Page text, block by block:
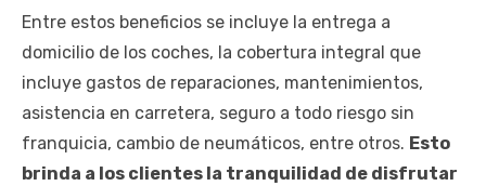
Entre estos beneficios se incluye la entrega a
domicilio de los coches, la cobertura integral que
incluye gastos de reparaciones, mantenimientos,
asistencia en carretera, seguro a todo riesgo sin
franquicia, cambio de neumáticos, entre otros. Esto
brinda a los clientes la tranquilidad de disfrutar